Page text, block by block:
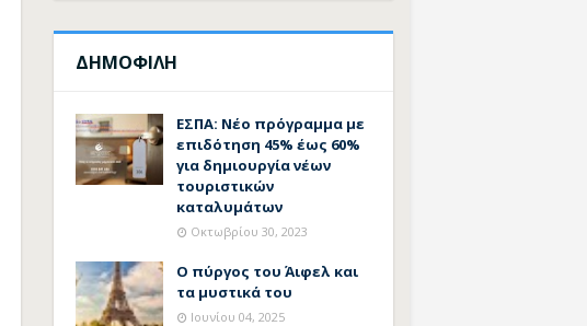
ΔΗΜΟΦΙΛΗ
ΕΣΠΑ: Νέο πρόγραμμα με
επιδότηση 45% έως 60%
για δημιουργία νέων
τουριστικών
καταλυμάτων
Οκτωβρίου 30, 2023
Ο πύργος του Άιφελ και
τα μυστικά του
Ιουνίου 04, 2025